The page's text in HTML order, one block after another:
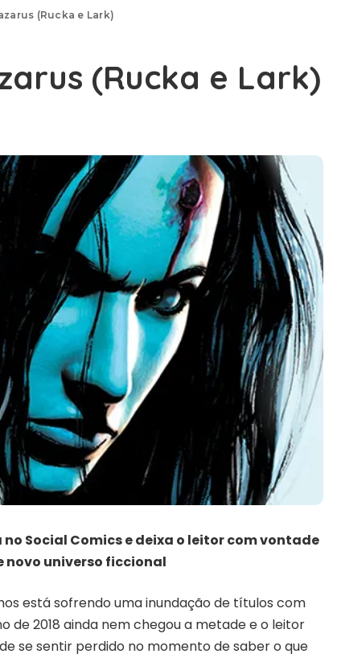
(Rucka e Lark)
(Rucka e Lark)
Social Comics e deixa o leitor com vontade
novo universo ficcional
está sofrendo uma inundação de títulos com
de 2018 ainda nem chegou a metade e o leitor
se sentir perdido no momento de saber o que